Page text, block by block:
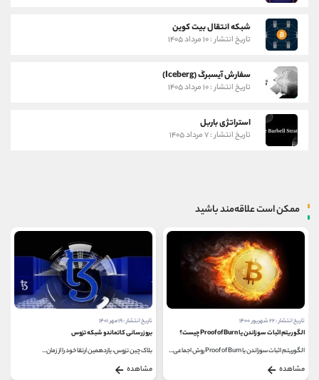
شبکه انتقال بیت کوین
تاریخ انتشار : ۱۰ مرداد ۱۴۰۵
سفارش آیسبرگ (Iceberg)
تاریخ انتشار : ۱۰ مرداد ۱۴۰۵
استراتژی باربل
تاریخ انتشار : ۷ مرداد ۱۴۰۵
ممکن است علاقه‌مند باشید
تاریخ انتشار : ۱۹ مهر ۱۴۰۱
بروزرسانی کاتماندو شبکه تزوس
بلاک چین تزوس، یازدهمین ارتقا خود را از زمان...
مشاهده
تاریخ انتشار : ۹ بهمن ۱۴۰۰
مرورگر Brave چیست؟
مرورگر Brave، این قابلیت را به کاربران ارز دیجیتال...
مشاهده